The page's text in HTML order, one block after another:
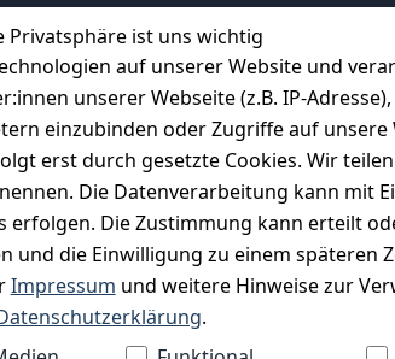
Privatsphäre ist uns wichtig
auf unserer Website und
unserer Webseite (z.B. IP-
einzubinden oder Zugriffe auf unsere
erst durch gesetzte Cookies. Wir
Die Datenverarbeitung kann mit
Die Zustimmung kann erteilt
und die Einwilligung zu einem späteren
Impressum und weitere Hinweise zur
.
Rückruf
Datenschutz
Impressum
Charity &
WIR VERSENDEN MIT